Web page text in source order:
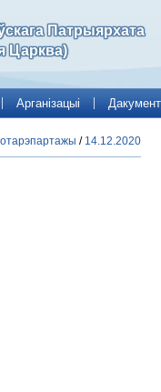
Патрыярхата
Царква)
Арганізацыі
/ 14.12.2020